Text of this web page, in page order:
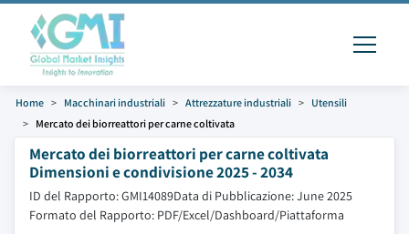
Home Macchinari industriali Attrezzature industriali
Utensili
Mercato dei biorreattori per carne coltivata
Mercato dei biorreattori per carne coltivata
Dimensioni e condivisione 2025 - 2034
ID del Rapporto: GMI14089Data di Pubblicazione: June 2025
Formato del Rapporto: PDF/Excel/Dashboard/Piattaforma